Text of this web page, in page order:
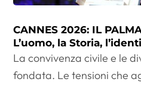
CANNES 2026: IL
L’uomo, la Storia,
La convivenza civile e le
fondata. Le tensioni che